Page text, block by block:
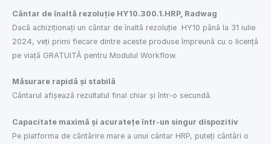
Cântar de înaltă rezoluție HY10.300.1.HRP, Radwag
Dacă achiziționați un cântar de înaltă rezoluție HY10 până la 31 iulie
2024, veți primi fiecare dintre aceste produse împreună cu o licență
pe viață GRATUITĂ pentru Modulul Workflow.
Măsurare rapidă și stabilă
Cântarul afișează rezultatul final chiar și într-o secundă.
Capacitate maximă și acuratețe într-un singur dispozitiv
Pe platforma de cântărire mare a unui cântar HRP, puteți cântări o